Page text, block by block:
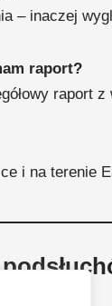
– inaczej
raport?
raport z
i na terenie